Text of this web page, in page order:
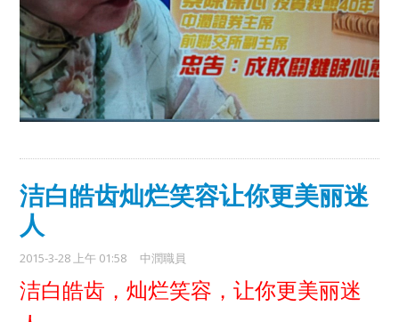
洁白皓齿灿烂笑容让你更美丽迷
人
2015-3-28 上午 01:58 中潤職員
洁白皓齿，灿烂笑容，让你更美丽迷